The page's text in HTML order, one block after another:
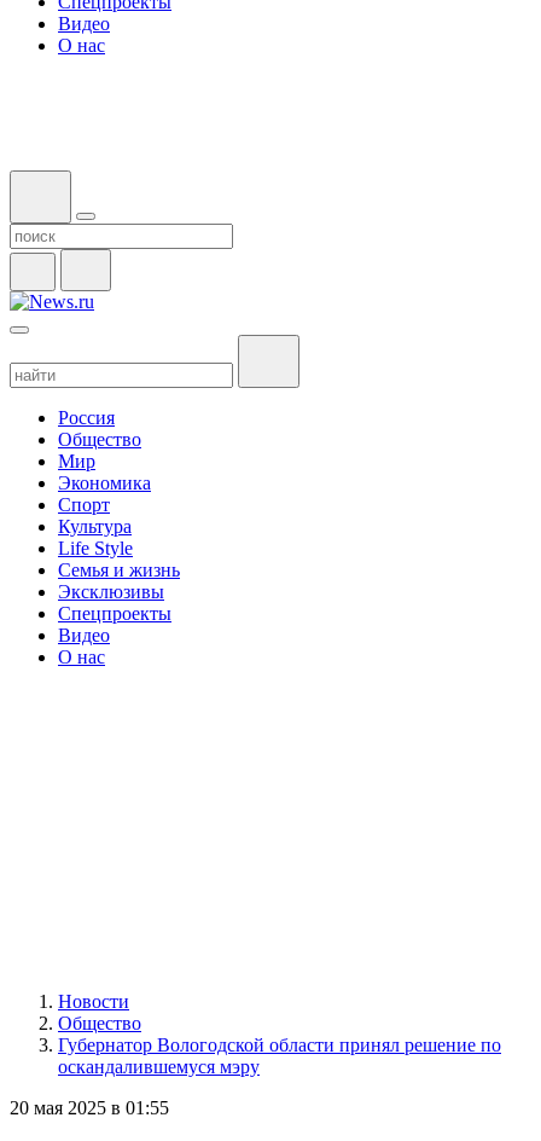
Видео
О нас
Россия
Общество
Мир
Экономика
Спорт
Культура
Life Style
Семья и жизнь
Эксклюзивы
Спецпроекты
Видео
О нас
Новости
Общество
Губернатор Вологодской области принял решение по
оскандалившемуся мэру
20 мая 2025 в 01:55